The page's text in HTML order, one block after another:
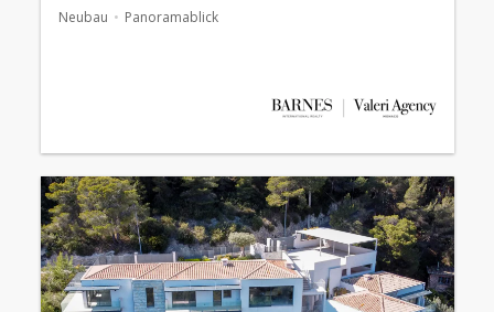
Neubau Panoramablick